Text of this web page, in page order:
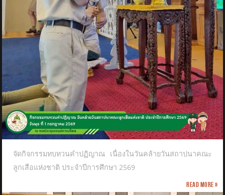
จัดกิจกรรมทบทวนคำปฏิญาณ เนื่องในวันคล้ายวันสถาปนาคณะ
ลูกเสือแห่งชาติ​ ประจำปีการศึกษา 2569
Read more »